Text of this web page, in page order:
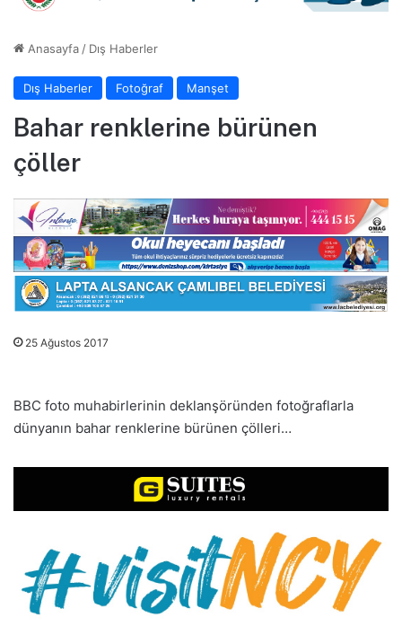
Anasayfa / Dış Haberler
Dış Haberler Fotoğraf Manşet
Bahar renklerine bürünen
çöller
25 Ağustos 2017
BBC foto muhabirlerinin deklanşöründen fotoğraflarla
dünyanın bahar renklerine bürünen çölleri…